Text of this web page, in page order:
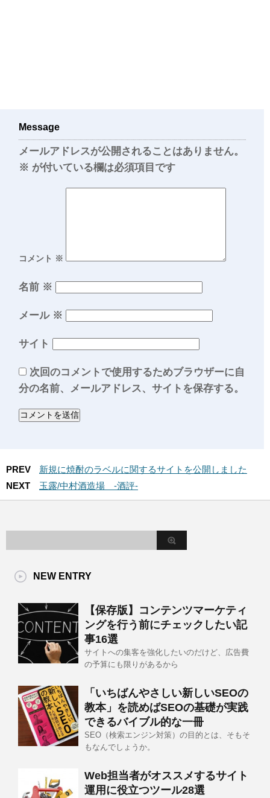
Message
メールアドレスが公開されることはありません。
※ が付いている欄は必須項目です
コメント ※
名前 ※
メール ※
サイト
次回のコメントで使用するためブラウザーに自
分の名前、メールアドレス、サイトを保存する。
PREV
新規に焼酎のラベルに関するサイトを公開しました
NEXT
玉露/中村酒造場 -酒評-
NEW ENTRY
【保存版】コンテンツマーケティ
ングを行う前にチェックしたい記
事16選
サイトへの集客を強化したいのだけど、広告費
の予算にも限りがあるから
「いちばんやさしい新しいSEOの
教本」を読めばSEOの基礎が実践
できるバイブル的な一冊
SEO（検索エンジン対策）の目的とは、そもそ
もなんでしょうか。
Web担当者がオススメするサイト
運用に役立つツール28選